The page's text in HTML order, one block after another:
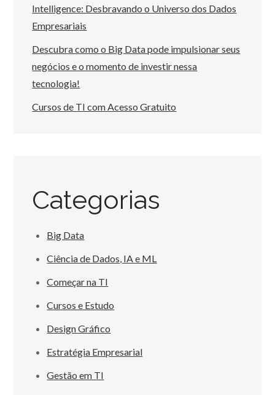
Intelligence: Desbravando o Universo dos Dados
Empresariais
Descubra como o Big Data pode impulsionar seus
negócios e o momento de investir nessa
tecnologia!
Cursos de TI com Acesso Gratuito
Categorias
Big Data
Ciência de Dados, IA e ML
Começar na TI
Cursos e Estudo
Design Gráfico
Estratégia Empresarial
Gestão em TI